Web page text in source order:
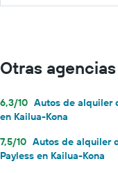
Otras
6,3/10 Autos de alquiler
en Kailua-Kona
7,5/10 Autos de alquiler
Payless en Kailua-Kona